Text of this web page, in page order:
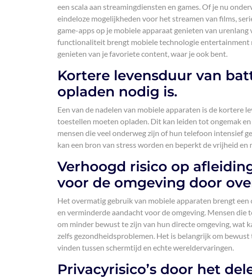
een scala aan streamingdiensten en games. Of je nu
eindeloze mogelijkheden voor het streamen van films,
game-apps op je mobiele apparaat genieten van
functionaliteit brengt mobiele technologie entertainment
genieten van je favoriete content, waar je ook bent.
Kortere levensduur van
opladen nodig is.
Een van de nadelen van mobiele apparaten is de
toestellen moeten opladen. Dit kan leiden tot ongemak
mensen die veel onderweg zijn of hun telefoon intensief
kan een bron van stress worden en beperkt de vrijheid
Verhoogd risico op
voor de omgeving door
Het overmatig gebruik van mobiele apparaten brengt
en verminderde aandacht voor de omgeving. Mensen
om minder bewust te zijn van hun directe omgeving, wat
zelfs gezondheidsproblemen. Het is belangrijk om
vinden tussen schermtijd en echte wereldervaringen.
Privacyrisico’s door het